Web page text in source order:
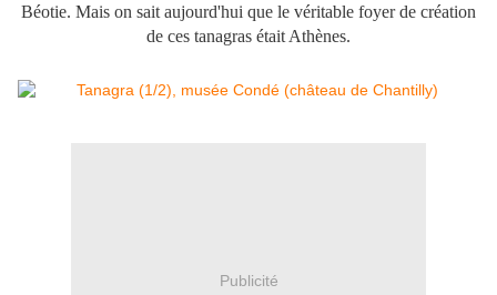
Béotie. Mais on sait aujourd'hui que le véritable foyer de création
de ces tanagras était Athènes.
Publicité